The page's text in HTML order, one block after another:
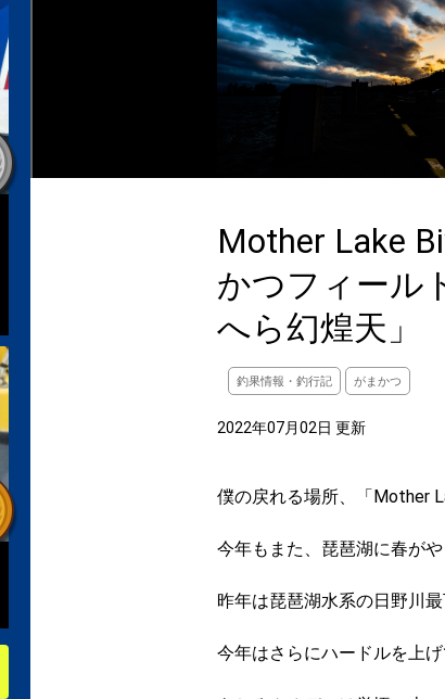
Mother Lake
かつフィール
へら幻煌天」
釣果情報・釣行記 がまかつ
2022年07月02日 更新
僕の戻れる場所、「Mother
今年もまた、琵琶湖に春がや
昨年は琵琶湖水系の日野川
今年はさらにハードルを上